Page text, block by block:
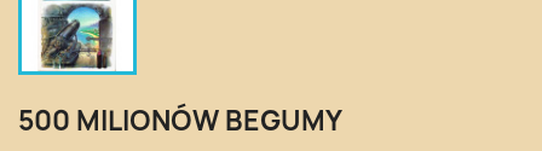
500 MILIONÓW BEGUMY